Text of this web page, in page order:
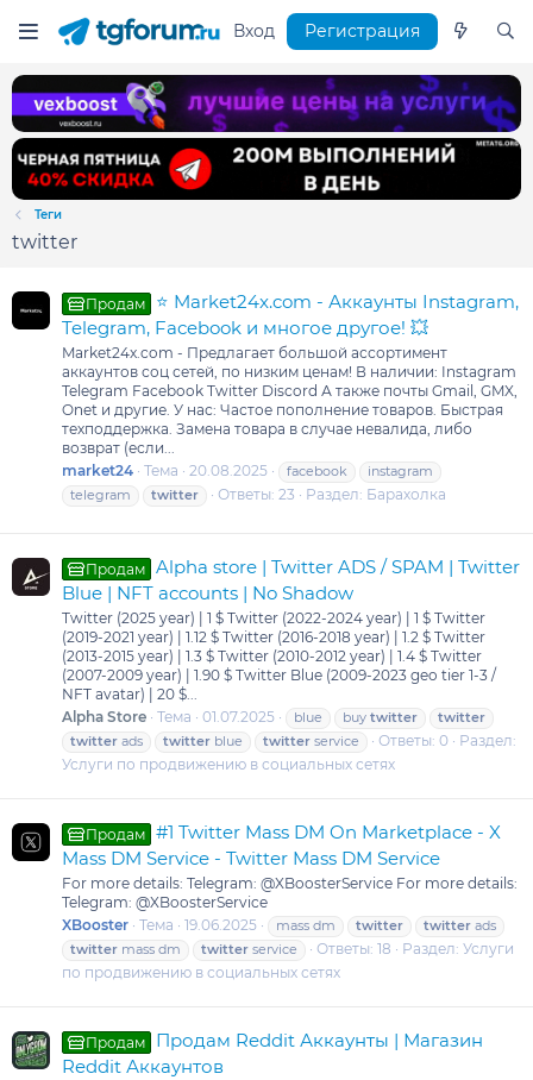
Вход Регистрация
Теги
twitter
Продам
⭐ Market24x.com - Аккаунты Instagram,
Telegram, Facebook и многое другое! 💥
Market24x.com - Предлагает большой ассортимент
аккаунтов соц сетей, по низким ценам! В наличии: Instagram
Telegram Facebook Twitter Discord А также почты Gmail, GMX,
Onet и другие. У нас: Частое пополнение товаров. Быстрая
техподдержка. Замена товара в случае невалида, либо
возврат (если...
market24 Тема 20.08.2025 facebook
instagram
telegram
twitter Ответы: 23 Раздел: Барахолка
Продам
Alpha store | Twitter ADS / SPAM | Twitter
Blue | NFT accounts | No Shadow
Twitter (2025 year) | 1 $ Twitter (2022-2024 year) | 1 $ Twitter
(2019-2021 year) | 1.12 $ Twitter (2016-2018 year) | 1.2 $ Twitter
(2013-2015 year) | 1.3 $ Twitter (2010-2012 year) | 1.4 $ Twitter
(2007-2009 year) | 1.90 $ Twitter Blue (2009-2023 geo tier 1-3 /
NFT avatar) | 20 $...
Alpha Store Тема 01.07.2025 blue buy twitter
twitter
twitter ads twitter blue twitter service Ответы: 0
Раздел:
Услуги по продвижению в социальных сетях
Продам
#1 Twitter Mass DM On Marketplace - X
Mass DM Service - Twitter Mass DM Service
For more details: Telegram: @XBoosterService For more details:
Telegram: @XBoosterService
XBooster Тема 19.06.2025 mass dm twitter twitter ads
twitter mass dm twitter service Ответы: 18 Раздел: Услуги
по продвижению в социальных сетях
Продам
Продам Reddit Аккаунты | Магазин
Reddit Аккаунтов